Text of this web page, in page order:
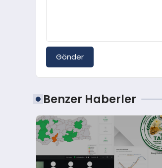
Gönder
Benzer Haberler